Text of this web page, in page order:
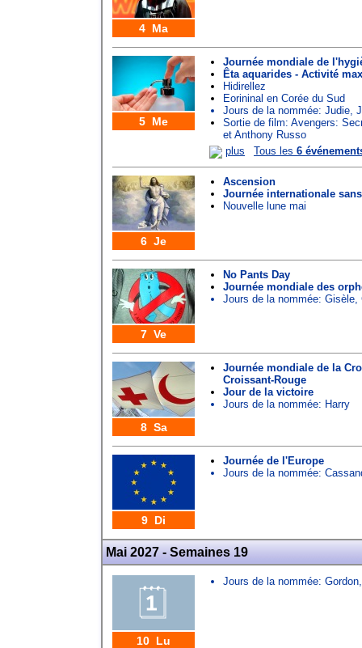
4 Ma
5 Me
Journée mondiale de
Êta aquarides - Activité
Hidirellez
Eorininal en Corée du Sud
Jours de la nommée: Judie,
Sortie de film: Avengers:
et Anthony Russo
plus
Tous les 6
6 Je
Ascension
Journée internationale
Nouvelle lune mai
7 Ve
No Pants Day
Journée mondiale des
Jours de la nommée: Gisèle
8 Sa
Journée mondiale de la
Croissant-Rouge
Jour de la victoire
Jours de la nommée: Harry
9 Di
Journée de l'Europe
Jours de la nommée:
Mai 2027 - Semaines 19
10 Lu
Jours de la nommée: Gordon